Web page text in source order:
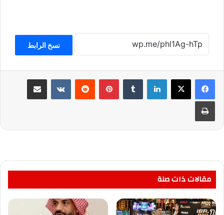
نسخ الرابط
لينكدإن بينتيريست مشاركة عبر البريد
طباعة
مقالات ذات صلة